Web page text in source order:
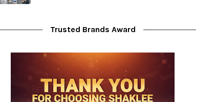
Trusted Brands Award